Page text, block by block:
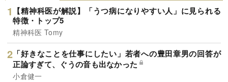
【精神科医が解説】「うつ病になりやすい人」に見られる
特徴・トップ5
精神科医 Tomy
「好きなことを仕事にしたい」若者への豊田章男の回答が
正論すぎて、ぐうの音も出なかった
小倉健一